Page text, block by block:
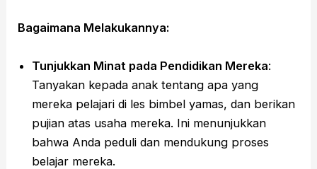
Bagaimana Melakukannya:
Tunjukkan Minat pada Pendidikan Mereka:
Tanyakan kepada anak tentang apa yang
mereka pelajari di les bimbel yamas, dan berikan
pujian atas usaha mereka. Ini menunjukkan
bahwa Anda peduli dan mendukung proses
belajar mereka.